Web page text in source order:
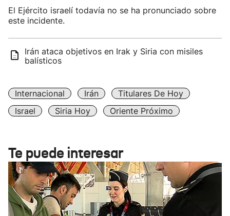
El Ejército israelí todavía no se ha pronunciado sobre
este incidente.
Irán ataca objetivos en Irak y Siria con misiles
balísticos
Internacional Irán
Titulares De Hoy
Israel
Siria Hoy Oriente Próximo
Te puede interesar